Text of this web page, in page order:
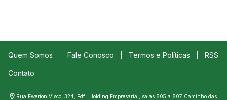
Quem Somos Fale Conosco Termos e Políticas RSS
Contato
Rua Ewerton Visco, 324, Edf.: Holding Empresarial, salas 805 a 807 Caminho das